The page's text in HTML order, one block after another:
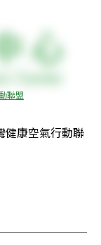
聯盟
健康空氣行動聯